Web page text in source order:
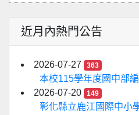
近月內熱門公告
2026-07-27 363
本校115學年度國中部
2026-07-20
149
彰化縣立鹿江國際中小